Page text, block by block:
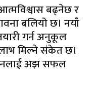
बढ्नेछ र
बलियो छ। नयाँ
गर्न अनुकूल
लाभ मिल्ने संकेत छ।
अझ सफल